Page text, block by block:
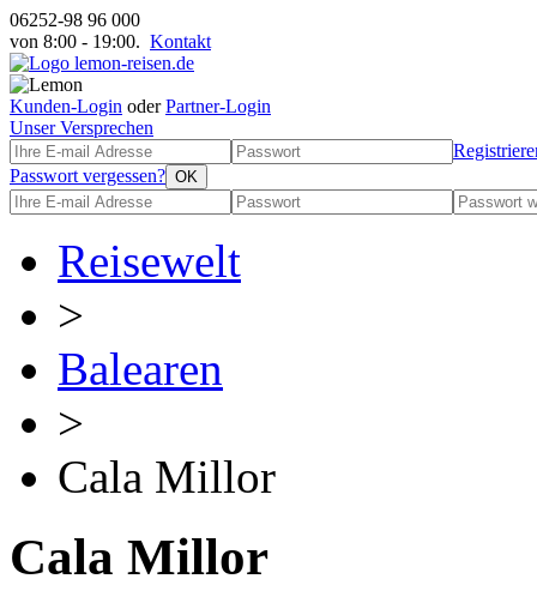
06252-98 96 000
von 8:00 - 19:00. Kontakt
Kunden-Login oderPartner-Login
Unser Versprechen
Passwort vergessen?
Reisewelt
>
Balearen
>
Cala Millor
Cala Millor